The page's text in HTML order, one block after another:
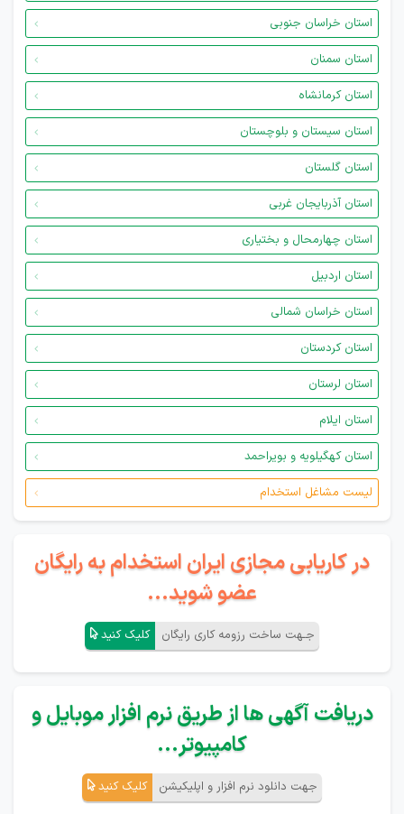
استان خراسان جنوبی
استان سمنان
استان کرمانشاه
استان سیستان و بلوچستان
استان گلستان
استان آذربایجان غربی
استان چهارمحال و بختیاری
استان اردبیل
استان خراسان شمالی
استان کردستان
استان لرستان
استان ایلام
استان کهگیلویه و بویراحمد
لیست مشاغل استخدام
در کاریابی مجازی ایران استخدام به رایگان
عضو شوید...
جـهت ساخت رزومه کاری رایگان کلیک کنید
دریافت آگهی ها از طریق نرم افزار موبایل و
کامپیوتر...
جهت دانلود نرم افزار و اپلیکیشن کلیک کنید